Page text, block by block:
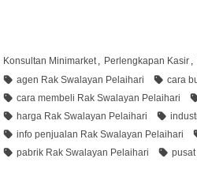
Konsultan Minimarket , Perlengkapan Kasir ,
agen Rak Swalayan Pelaihari
cara
cara membeli Rak Swalayan Pelaihari
harga Rak Swalayan Pelaihari
info penjualan Rak Swalayan Pelaihari
pabrik Rak Swalayan Pelaihari